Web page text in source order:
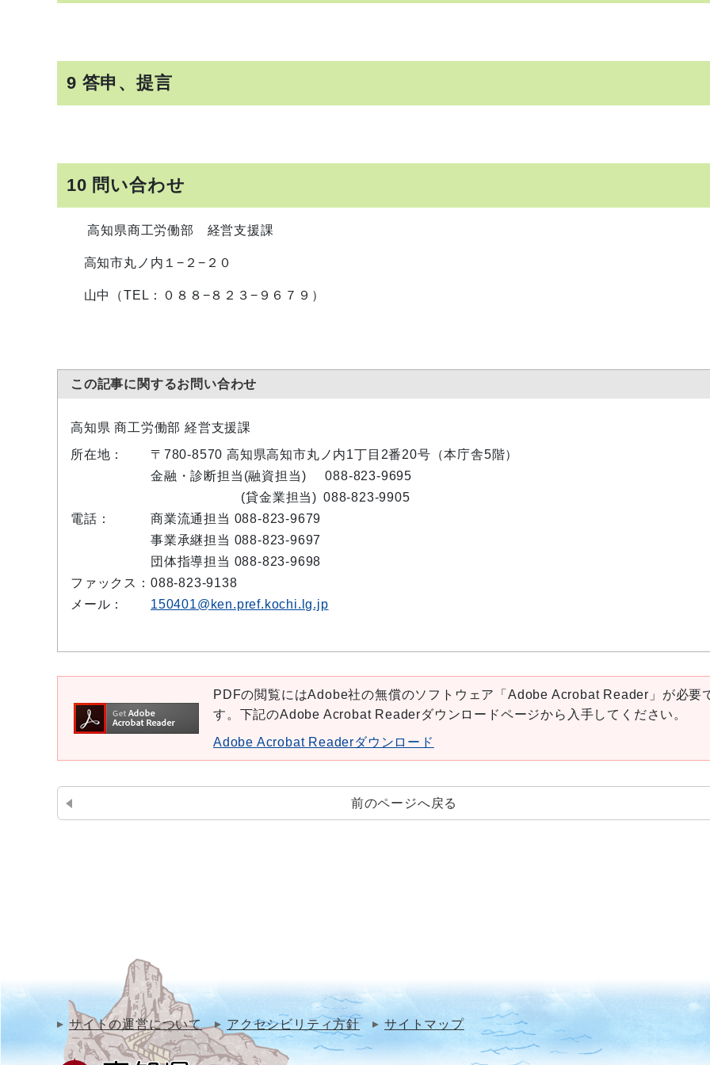
9 答申、提言
10 問い合わせ
高知県商工労働部 経営支援課
高知市丸ノ内１−２−２０
山中（TEL：０８８−８２３−９６７９）
この記事に関するお問い合わせ
高知県 商工労働部 経営支援課
所在地：
〒780-8570 高知県高知市丸ノ内1丁目2番20号（本庁舎5階）
電話：
金融・診断担当(融資担当)
088-823-9695
(貸金業担当) 088-823-9905
商業流通担当 088-823-9679
事業承継担当 088-823-9697
団体指導担当 088-823-9698
ファックス： 088-823-9138
メール：
150401@ken.pref.kochi.lg.jp
PDFの閲覧にはAdobe社の無償のソフトウェア「Adobe Acrobat Reader」が必要
す。下記のAdobe Acrobat Readerダウンロードページから入手してください。
Adobe Acrobat Readerダウンロード
前のページへ戻る
サイトの運営について アクセシビリティ方針 サイトマップ